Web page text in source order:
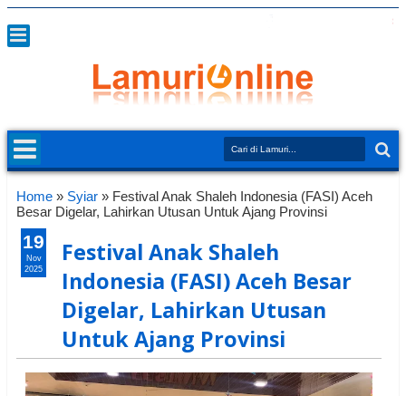
Home » Syiar » Festival Anak Shaleh Indonesia (FASI) Aceh
Besar Digelar, Lahirkan Utusan Untuk Ajang Provinsi
Festival Anak Shaleh
Indonesia (FASI) Aceh Besar
Digelar, Lahirkan Utusan
Untuk Ajang Provinsi
19
Nov
2025